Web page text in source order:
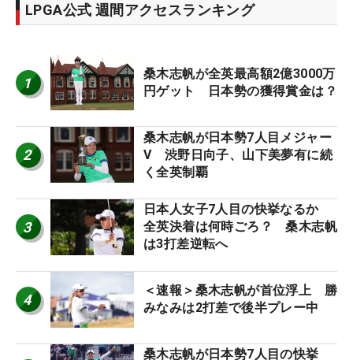
LPGA公式 週間アクセスランキング
1
桑木志帆が全英最高額2億3000万
円ゲット 日本勢の獲得賞金は？
2
桑木志帆が日本勢7人目メジャー
V 渋野日向子、山下美夢有に続
く全英制覇
3
日本人女子7人目の快挙なるか
全英決着は何時ごろ？ 桑木志帆
は3打差逆転へ
4
＜速報＞桑木志帆が首位浮上 勝
みなみは2打差で後半プレー中
桑木志帆が日本勢7人目の快挙